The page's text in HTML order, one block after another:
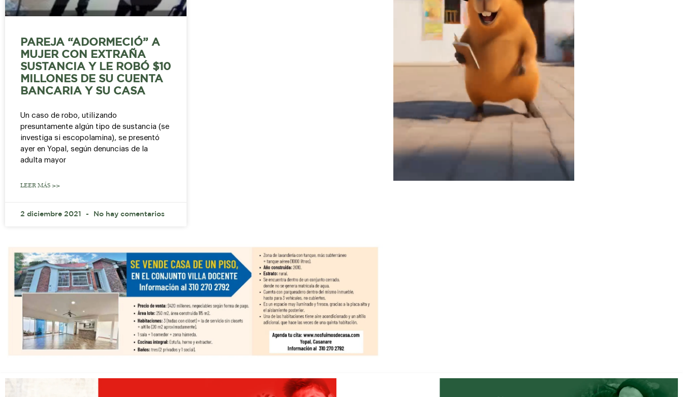
PAREJA “ADORMECIÓ” A
MUJER CON EXTRAÑA
SUSTANCIA Y LE ROBÓ $10
MILLONES DE SU CUENTA
BANCARIA Y SU CASA
Un caso de robo, utilizando
presuntamente algún tipo de sustancia (se
investiga si escopolamina), se presentó
ayer en Yopal, según denuncias de la
adulta mayor
LEER MÁS >>
2 diciembre 2021 No hay comentarios